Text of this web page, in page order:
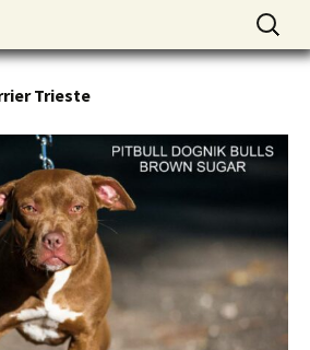
kennel DOGNIK
registered. APBT
Worldwide shipping
Найти:
Trieste